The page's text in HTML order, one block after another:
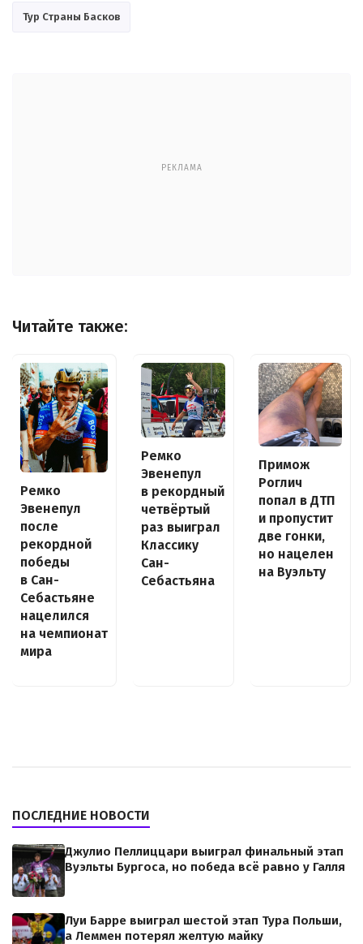
Тур Страны Басков
РЕКЛАМА
Читайте также:
Ремко
Эвенепул
после
рекордной
победы
в Сан-
Себастьяне
нацелился
на чемпионат
мира
Ремко
Эвенепул
в рекордный
четвёртый
раз выиграл
Классику
Сан-
Себастьяна
Примож
Роглич
попал в ДТП
и пропустит
две гонки,
но нацелен
на Вуэльту
ПОСЛЕДНИЕ НОВОСТИ
Джулио Пеллиццари выиграл финальный этап
Вуэльты Бургоса, но победа всё равно у Галля
Луи Барре выиграл шестой этап Тура Польши,
а Леммен потерял желтую майку